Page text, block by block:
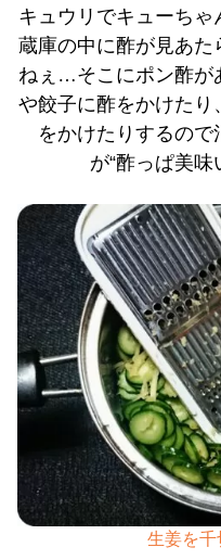
キュウリでキューち
蔵庫の中に酢が見あ
ねぇ…そこにポン酢が
や餃子に酢をかけた
をかけたりするの
が“酢っぱ美
生姜を